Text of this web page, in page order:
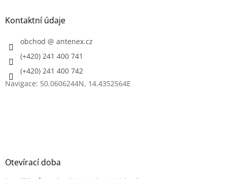
Kontaktní údaje
obchod @ antenex.cz
(+420) 241 400 741
(+420) 241 400 742
Navigace: 50.0606244N, 14.4352564E
Otevírací doba